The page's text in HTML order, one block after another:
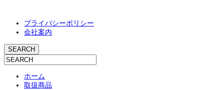
プライバシーポリシー
会社案内
ホーム
取扱商品